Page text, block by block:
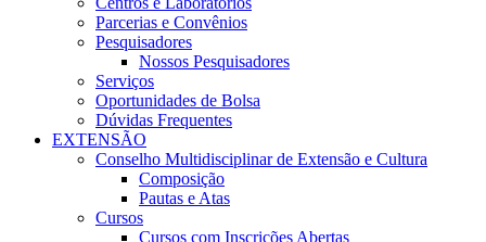
Parcerias e Convênios
Pesquisadores
Nossos Pesquisadores
Serviços
Oportunidades de Bolsa
Dúvidas Frequentes
EXTENSÃO
Conselho Multidisciplinar de Extensão e Cultura
Composição
Pautas e Atas
Cursos
Cursos com Inscrições Abertas